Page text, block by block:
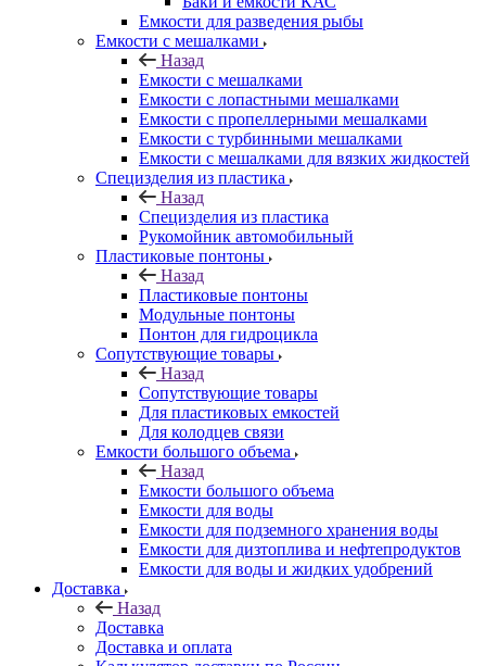
Емкости для разведения рыбы
Емкости с мешалками
Назад
Емкости с мешалками
Емкости с лопастными мешалками
Емкости с пропеллерными мешалками
Емкости с турбинными мешалками
Емкости с мешалками для вязких жидкостей
Специзделия из пластика
Назад
Специзделия из пластика
Рукомойник автомобильный
Пластиковые понтоны
Назад
Пластиковые понтоны
Модульные понтоны
Понтон для гидроцикла
Сопутствующие товары
Назад
Сопутствующие товары
Для пластиковых емкостей
Для колодцев связи
Емкости большого объема
Назад
Емкости большого объема
Емкости для воды
Емкости для подземного хранения воды
Емкости для дизтоплива и нефтепродуктов
Емкости для воды и жидких удобрений
Доставка
Назад
Доставка
Доставка и оплата